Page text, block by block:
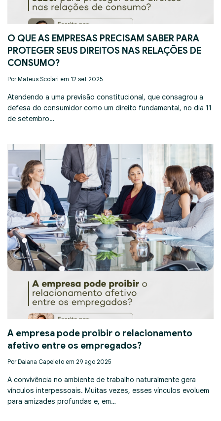
O QUE AS EMPRESAS PRECISAM SABER PARA
PROTEGER SEUS DIREITOS NAS RELAÇÕES DE
CONSUMO?
Por Mateus Scolari em 12 set 2025
Atendendo a uma previsão constitucional, que consagrou a
defesa do consumidor como um direito fundamental, no dia 11
de setembro…
A empresa pode proibir o relacionamento
afetivo entre os empregados?
Por Daiana Capeleto em 29 ago 2025
A convivência no ambiente de trabalho naturalmente gera
vínculos interpessoais. Muitas vezes, esses vínculos evoluem
para amizades profundas e, em…